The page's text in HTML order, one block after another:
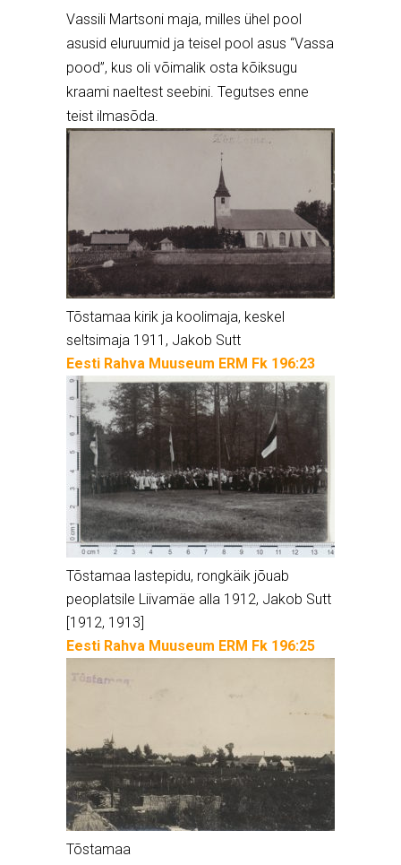
Vassili Martsoni maja, milles ühel pool
asusid eluruumid ja teisel pool asus “Vassa
pood”, kus oli võimalik osta kõiksugu
kraami naeltest seebini. Tegutses enne
teist ilmasõda.
Tõstamaa kirik ja koolimaja, keskel
seltsimaja 1911, Jakob Sutt
Eesti Rahva Muuseum ERM Fk 196:23
Tõstamaa lastepidu, rongkäik jõuab
peoplatsile Liivamäe alla 1912, Jakob Sutt
[1912, 1913]
Eesti Rahva Muuseum ERM Fk 196:25
Tõstamaa